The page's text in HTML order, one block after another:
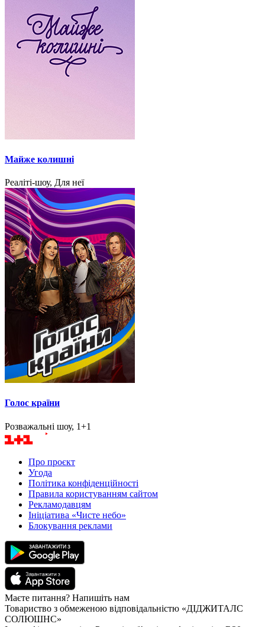
Майже колишні
Реаліті-шоу, Для неї
Голос країни
Розважальні шоу, 1+1
Про проєкт
Угода
Політика конфіденційності
Правила користуванням сайтом
Рекламодавцям
Ініціатива «Чисте небо»
Блокування реклами
Маєте питання? Напишіть нам
Товариство з обмеженою відповідальністю «ДІДЖИТАЛС
СОЛЮШНС»